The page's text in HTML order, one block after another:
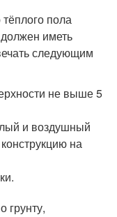
пола
иметь
следующим
не выше 5
и воздушный
на
грунту,